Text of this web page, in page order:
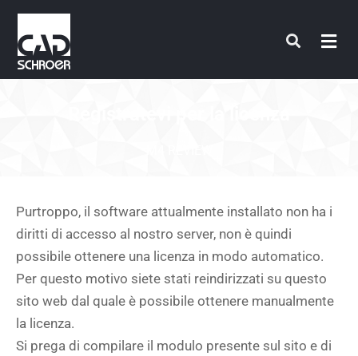
Vai
contenuto
Purtroppo, il software attualmente installato non ha i
diritti di accesso al nostro server, non è quindi
possibile ottenere una licenza in modo automatico.
Per questo motivo siete stati reindirizzati su questo
sito web dal quale è possibile ottenere manualmente
la licenza.
Si prega di compilare il modulo presente sul sito e di